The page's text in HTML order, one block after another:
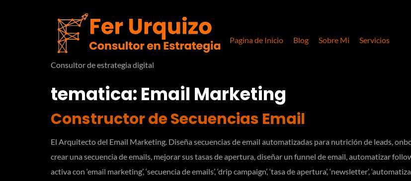
Consultor de estrategia digital
Pagina de Inicio Blog Sobre Mi Servicios
tematica: Email Marketing
Constructor de Secuencias Email
El Arquitecto del Email Marketing. Diseña secuencias de email automatizadas para nutrición de leads,
crear una secuencia de emails, mejorar sus tasas de apertura, diseñar un funnel de email, automatizar
activa con ‘email marketing’, ‘secuencia de emails’, ‘drip campaign’, ‘tasa de apertura’, ‘newsletter’,